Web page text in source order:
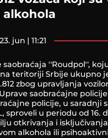
jun | 11:21
''Roudpol'',
teritoriji Srbije ukupno
zbog upravljanja
saobraćajne
policije, u saradnji
u periodu od 16.
otkrivanja i
alkohola ili